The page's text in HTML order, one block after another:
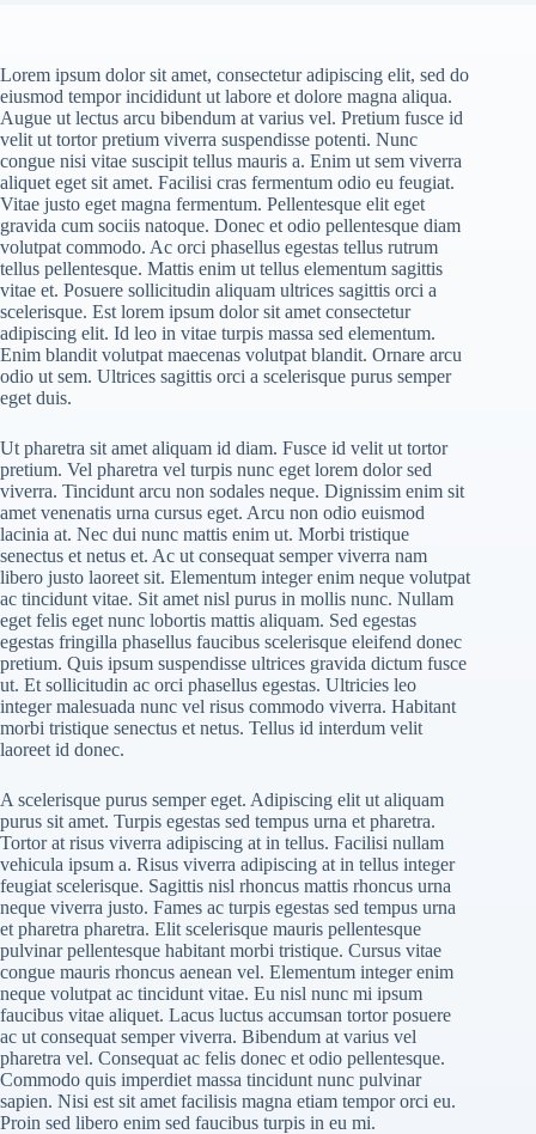
Lorem ipsum dolor sit amet, consectetur adipiscing elit, sed do
eiusmod tempor incididunt ut labore et dolore magna aliqua.
Augue ut lectus arcu bibendum at varius vel. Pretium fusce id
velit ut tortor pretium viverra suspendisse potenti. Nunc
congue nisi vitae suscipit tellus mauris a. Enim ut sem viverra
aliquet eget sit amet. Facilisi cras fermentum odio eu feugiat.
Vitae justo eget magna fermentum. Pellentesque elit eget
gravida cum sociis natoque. Donec et odio pellentesque diam
volutpat commodo. Ac orci phasellus egestas tellus rutrum
tellus pellentesque. Mattis enim ut tellus elementum sagittis
vitae et. Posuere sollicitudin aliquam ultrices sagittis orci a
scelerisque. Est lorem ipsum dolor sit amet consectetur
adipiscing elit. Id leo in vitae turpis massa sed elementum.
Enim blandit volutpat maecenas volutpat blandit. Ornare arcu
odio ut sem. Ultrices sagittis orci a scelerisque purus semper
eget duis.
Ut pharetra sit amet aliquam id diam. Fusce id velit ut tortor
pretium. Vel pharetra vel turpis nunc eget lorem dolor sed
viverra. Tincidunt arcu non sodales neque. Dignissim enim sit
amet venenatis urna cursus eget. Arcu non odio euismod
lacinia at. Nec dui nunc mattis enim ut. Morbi tristique
senectus et netus et. Ac ut consequat semper viverra nam
libero justo laoreet sit. Elementum integer enim neque volutpat
ac tincidunt vitae. Sit amet nisl purus in mollis nunc. Nullam
eget felis eget nunc lobortis mattis aliquam. Sed egestas
egestas fringilla phasellus faucibus scelerisque eleifend donec
pretium. Quis ipsum suspendisse ultrices gravida dictum fusce
ut. Et sollicitudin ac orci phasellus egestas. Ultricies leo
integer malesuada nunc vel risus commodo viverra. Habitant
morbi tristique senectus et netus. Tellus id interdum velit
laoreet id donec.
A scelerisque purus semper eget. Adipiscing elit ut aliquam
purus sit amet. Turpis egestas sed tempus urna et pharetra.
Tortor at risus viverra adipiscing at in tellus. Facilisi nullam
vehicula ipsum a. Risus viverra adipiscing at in tellus integer
feugiat scelerisque. Sagittis nisl rhoncus mattis rhoncus urna
neque viverra justo. Fames ac turpis egestas sed tempus urna
et pharetra pharetra. Elit scelerisque mauris pellentesque
pulvinar pellentesque habitant morbi tristique. Cursus vitae
congue mauris rhoncus aenean vel. Elementum integer enim
neque volutpat ac tincidunt vitae. Eu nisl nunc mi ipsum
faucibus vitae aliquet. Lacus luctus accumsan tortor posuere
ac ut consequat semper viverra. Bibendum at varius vel
pharetra vel. Consequat ac felis donec et odio pellentesque.
Commodo quis imperdiet massa tincidunt nunc pulvinar
sapien. Nisi est sit amet facilisis magna etiam tempor orci eu.
Proin sed libero enim sed faucibus turpis in eu mi.